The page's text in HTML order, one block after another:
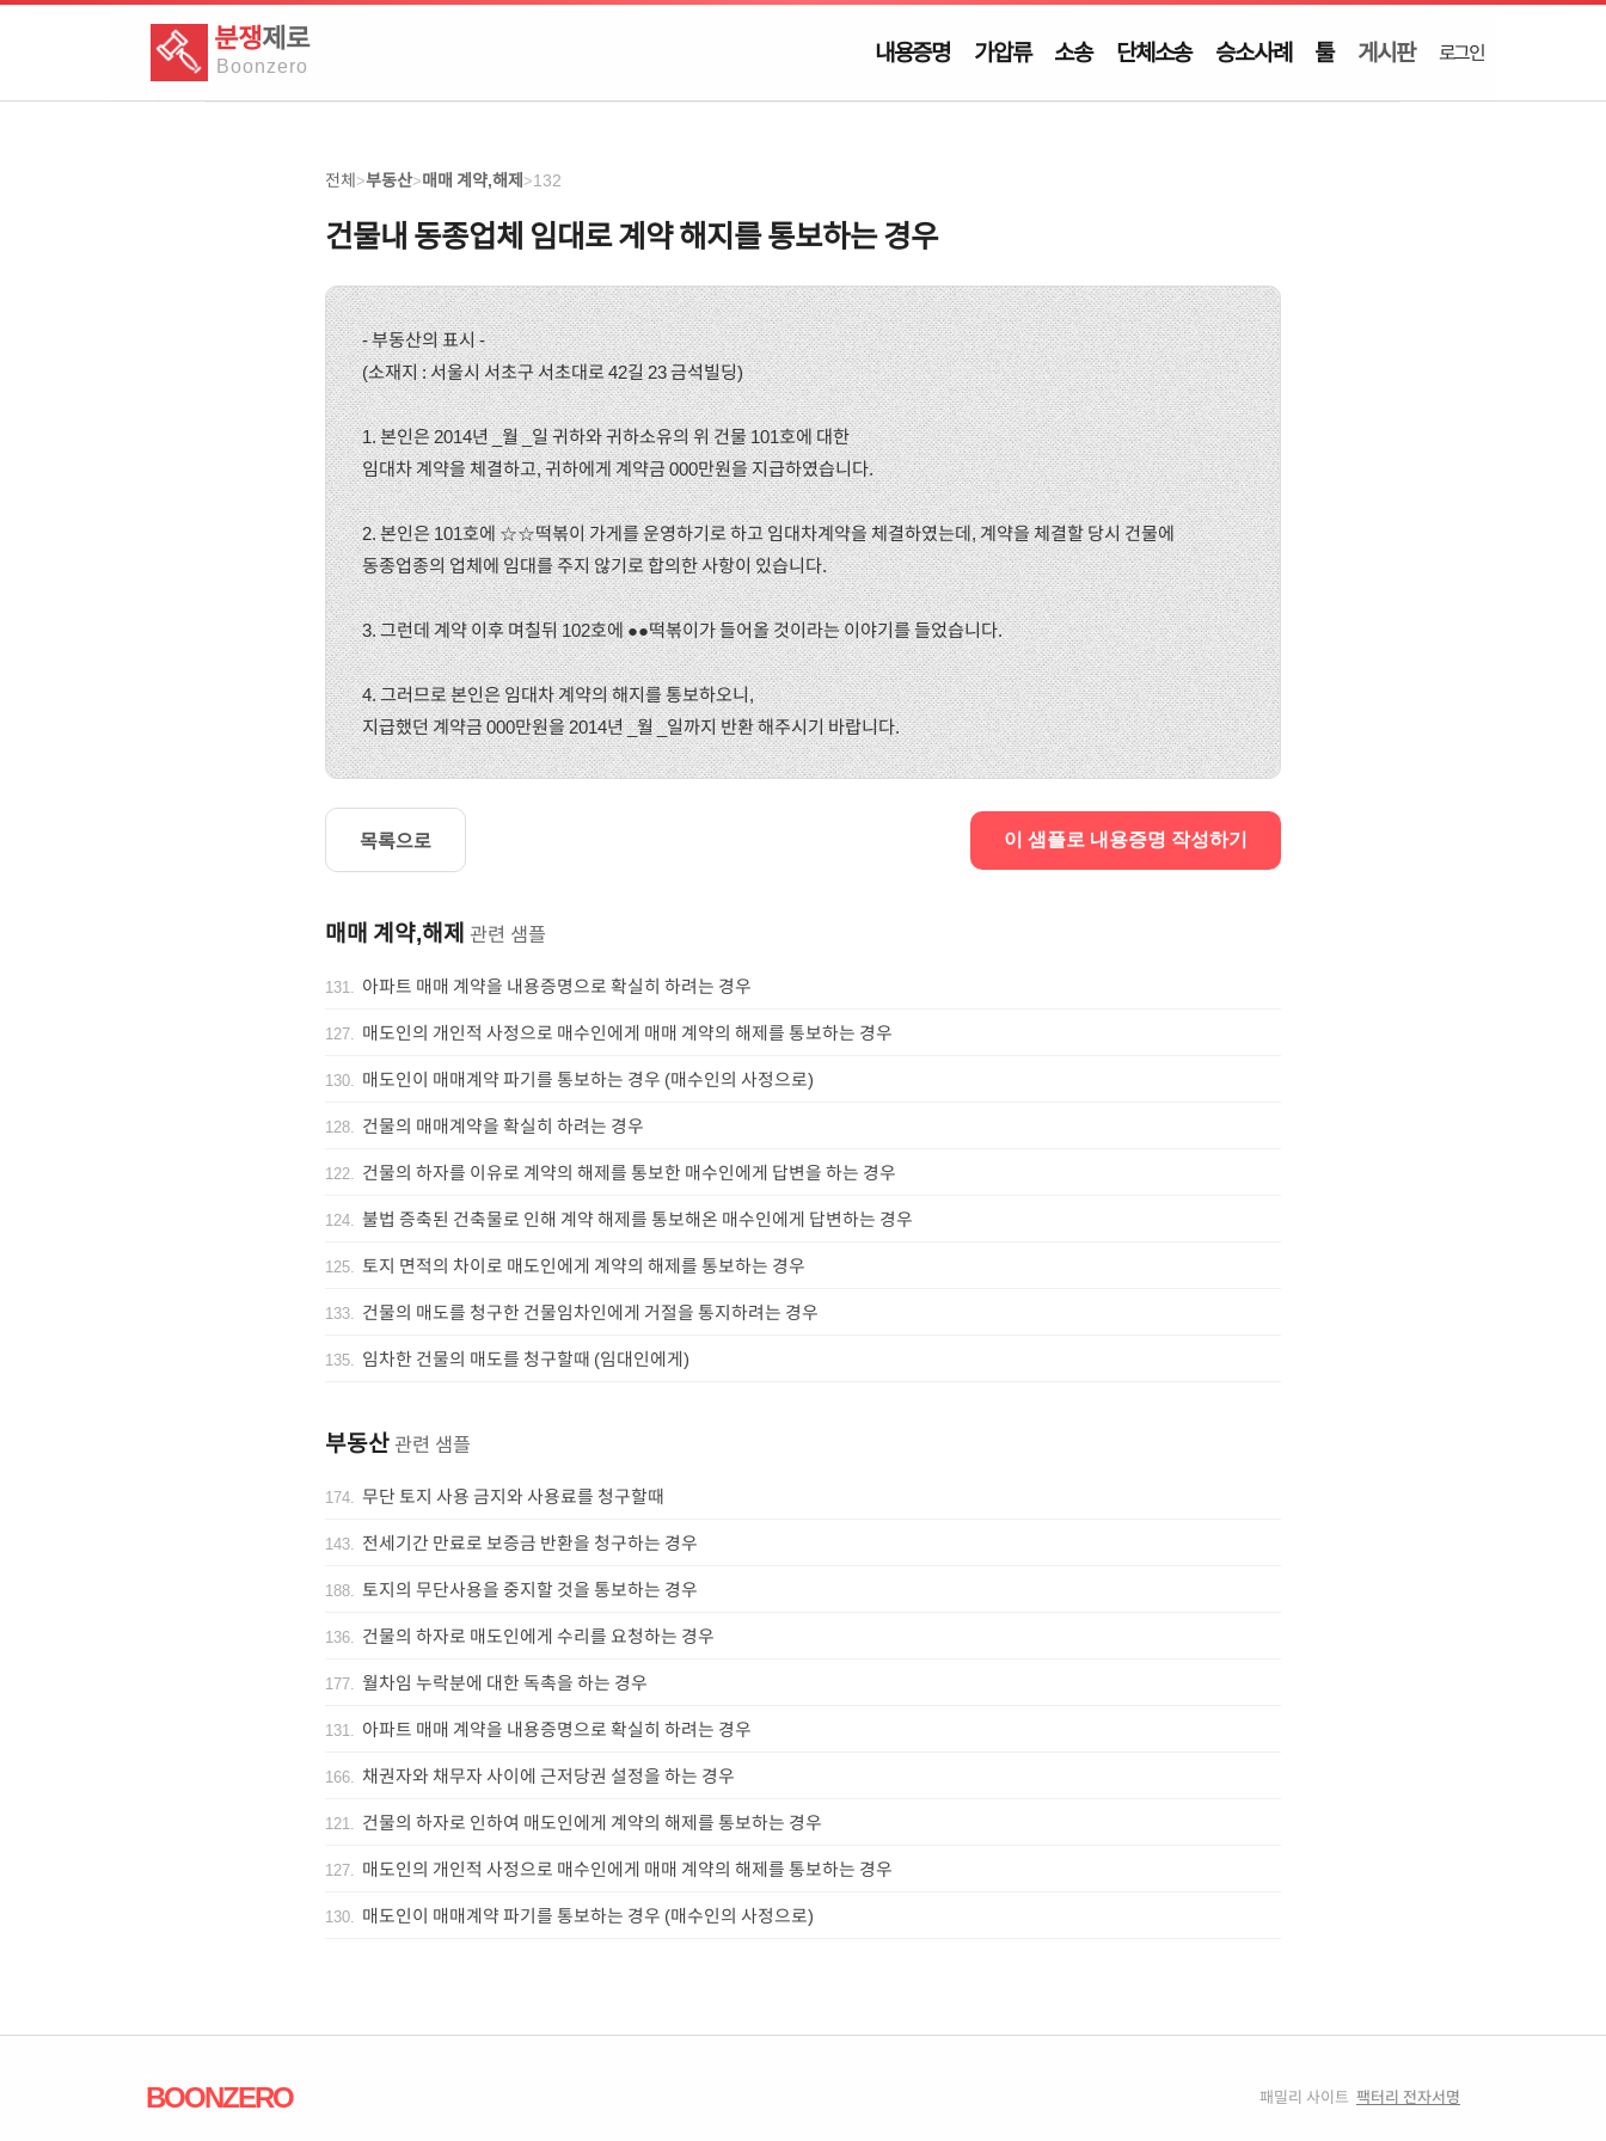
분쟁제로
Boonzero 내용증명 가압류 소송 단체소송 승소사례 툴 게시판 로그인
전체>부동산>매매 계약,해제>132
건물내 동종업체 임대로 계약 해지를 통보하는 경우
- 부동산의 표시 -
(소재지 : 서울시 서초구 서초대로 42길 23 금석빌딩)
1. 본인은 2014년 _월 _일 귀하와 귀하소유의 위 건물 101호에 대한
임대차 계약을 체결하고, 귀하에게 계약금 000만원을 지급하였습니다.
2. 본인은 101호에 ☆☆떡볶이 가게를 운영하기로 하고 임대차계약을 체결하였는데, 계약을 체결할 당시 건물에
동종업종의 업체에 임대를 주지 않기로 합의한 사항이 있습니다.
3. 그런데 계약 이후 며칠뒤 102호에 ●●떡볶이가 들어올 것이라는 이야기를 들었습니다.
4. 그러므로 본인은 임대차 계약의 해지를 통보하오니,
지급했던 계약금 000만원을 2014년 _월 _일까지 반환 해주시기 바랍니다.
목록으로 이 샘플로 내용증명 작성하기
매매 계약,해제 관련 샘플
131. 아파트 매매 계약을 내용증명으로 확실히 하려는 경우
127. 매도인의 개인적 사정으로 매수인에게 매매 계약의 해제를 통보하는 경우
130. 매도인이 매매계약 파기를 통보하는 경우 (매수인의 사정으로)
128. 건물의 매매계약을 확실히 하려는 경우
122. 건물의 하자를 이유로 계약의 해제를 통보한 매수인에게 답변을 하는 경우
124. 불법 증축된 건축물로 인해 계약 해제를 통보해온 매수인에게 답변하는 경우
125. 토지 면적의 차이로 매도인에게 계약의 해제를 통보하는 경우
133. 건물의 매도를 청구한 건물임차인에게 거절을 통지하려는 경우
135. 임차한 건물의 매도를 청구할때 (임대인에게)
부동산 관련 샘플
174. 무단 토지 사용 금지와 사용료를 청구할때
143. 전세기간 만료로 보증금 반환을 청구하는 경우
188. 토지의 무단사용을 중지할 것을 통보하는 경우
136. 건물의 하자로 매도인에게 수리를 요청하는 경우
177. 월차임 누락분에 대한 독촉을 하는 경우
131. 아파트 매매 계약을 내용증명으로 확실히 하려는 경우
166. 채권자와 채무자 사이에 근저당권 설정을 하는 경우
121. 건물의 하자로 인하여 매도인에게 계약의 해제를 통보하는 경우
127. 매도인의 개인적 사정으로 매수인에게 매매 계약의 해제를 통보하는 경우
130. 매도인이 매매계약 파기를 통보하는 경우 (매수인의 사정으로)
BOONZERO 패밀리 사이트 팩터리 전자서명